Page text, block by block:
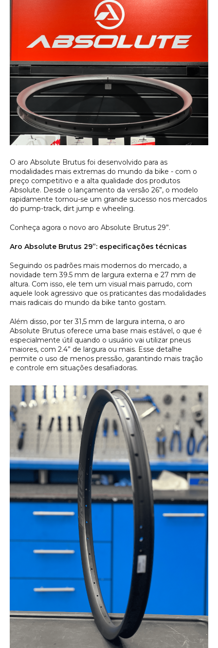
O aro Absolute Brutus foi desenvolvido para as
modalidades mais extremas do mundo da bike - com o
preço competitivo e a alta qualidade dos produtos
Absolute. Desde o lançamento da versão 26”, o modelo
rapidamente tornou-se um grande sucesso nos mercados
do pump-track, dirt jump e wheeling.
Conheça agora o novo aro Absolute Brutus 29”.
Aro Absolute Brutus 29”: especificações técnicas
Seguindo os padrões mais modernos do mercado, a
novidade tem 39.5 mm de largura externa e 27 mm de
altura. Com isso, ele tem um visual mais parrudo, com
aquele look agressivo que os praticantes das modalidades
mais radicais do mundo da bike tanto gostam.
Além disso, por ter 31,5 mm de largura interna, o aro
Absolute Brutus oferece uma base mais estável, o que é
especialmente útil quando o usuário vai utilizar pneus
maiores, com 2.4” de largura ou mais. Esse detalhe
permite o uso de menos pressão, garantindo mais tração
e controle em situações desafiadoras.